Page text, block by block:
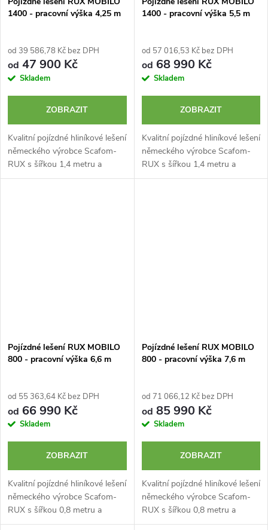
1400 - pracovní výška 4,25 m
od 39 586,78 Kč bez DPH
od 47 900 Kč
Skladem
ZOBRAZIT
Kvalitní pojízdné hliníkové lešení
německého výrobce Scafom-
RUX s šířkou 1,4 metru a
výškou 4,25 m. Typ MOBILO
1400 - pracovní výška 5,5 m
od 57 016,53 Kč bez DPH
od 68 990 Kč
Skladem
ZOBRAZIT
Kvalitní pojízdné hliníkové lešení
německého výrobce Scafom-
RUX s šířkou 1,4 metru a
výškou 5,5 m. Typ MOBILO
Pojízdné lešení RUX MOBILO
800 - pracovní výška 6,6 m
od 55 363,64 Kč bez DPH
od 66 990 Kč
Skladem
ZOBRAZIT
Kvalitní pojízdné hliníkové lešení
německého výrobce Scafom-
RUX s šířkou 0,8 metru a
výškou 6,6 m. Typ MOBILO 800
Pojízdné lešení RUX MOBILO
800 - pracovní výška 7,6 m
od 71 066,12 Kč bez DPH
od 85 990 Kč
Skladem
ZOBRAZIT
Kvalitní pojízdné hliníkové lešení
německého výrobce Scafom-
RUX s šířkou 0,8 metru a
výškou 7,6 m. Typ MOBILO 800